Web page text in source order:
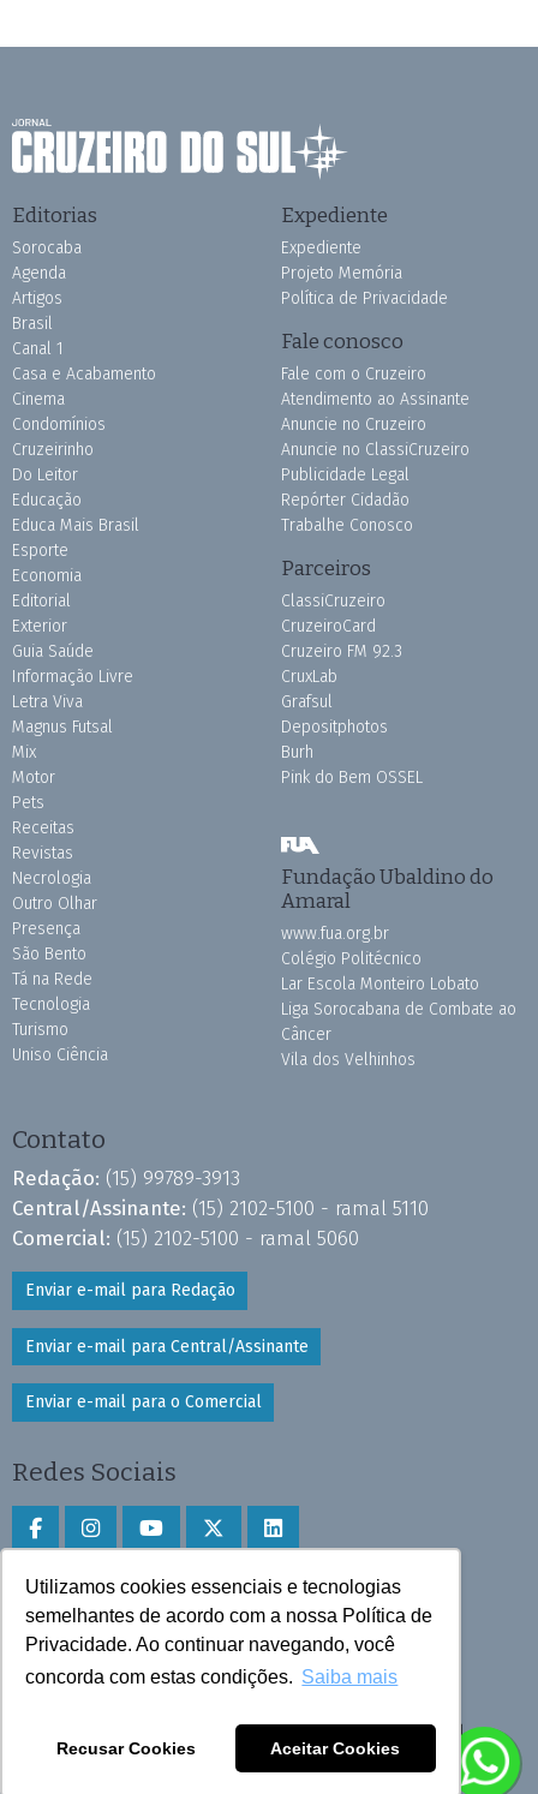
Utilizamos cookies essenciais e tecnologias
semelhantes de acordo com a nossa Política de
Privacidade. Ao continuar navegando, você
concorda com estas condições. Saiba mais
Recusar Cookies Aceitar Cookies
Editorias
Sorocaba
Agenda
Artigos
Brasil
Canal 1
Casa e Acabamento
Cinema
Condomínios
Cruzeirinho
Do Leitor
Educação
Educa Mais Brasil
Esporte
Economia
Editorial
Exterior
Guia Saúde
Informação Livre
Letra Viva
Magnus Futsal
Mix
Motor
Pets
Receitas
Revistas
Necrologia
Outro Olhar
Presença
São Bento
Tá na Rede
Tecnologia
Turismo
Uniso Ciência
Expediente
Expediente
Projeto Memória
Política de Privacidade
Fale conosco
Fale com o Cruzeiro
Atendimento ao Assinante
Anuncie no Cruzeiro
Anuncie no ClassiCruzeiro
Publicidade Legal
Repórter Cidadão
Trabalhe Conosco
Parceiros
ClassiCruzeiro
CruzeiroCard
Cruzeiro FM 92.3
CruxLab
Grafsul
Depositphotos
Burh
Pink do Bem OSSEL
Fundação Ubaldino do
Amaral
www.fua.org.br
Colégio Politécnico
Lar Escola Monteiro Lobato
Liga Sorocabana de Combate ao
Câncer
Vila dos Velhinhos
Contato
Redação: (15) 99789-3913
Central/Assinante: (15) 2102-5100 - ramal 5110
Comercial: (15) 2102-5100 - ramal 5060
Enviar e-mail para Redação
Enviar e-mail para Central/Assinante
Enviar e-mail para o Comercial
Redes Sociais
Faça download do aplicativo
Play Store e App Store
Todos os direitos reservados © 2025 Cruzeiro do Sul